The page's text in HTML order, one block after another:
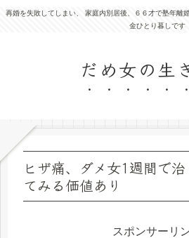
再婚を失敗してしまい、 家庭内別居後、６６才で塾年離
金ひとり暮しです
だめ女の生
ヒザ痛、ダメ女1週間で
てみる価値あり
スポンサーリ